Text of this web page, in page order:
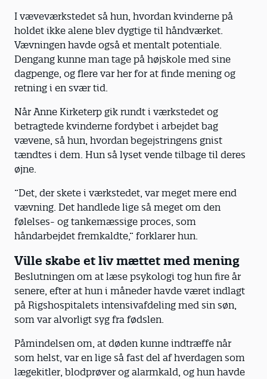
I væveværkstedet så hun, hvordan kvinderne på
holdet ikke alene blev dygtige til håndværket.
Vævningen havde også et mentalt potentiale.
Dengang kunne man tage på højskole med sine
dagpenge, og flere var her for at finde mening og
retning i en svær tid.
Når Anne Kirketerp gik rundt i værkstedet og
betragtede kvinderne fordybet i arbejdet bag
vævene, så hun, hvordan begejstringens gnist
tændtes i dem. Hun så lyset vende tilbage til deres
øjne.
”Det, der skete i værkstedet, var meget mere end
vævning. Det handlede lige så meget om den
følelses- og tankemæssige proces, som
håndarbejdet fremkaldte,” forklarer hun.
Ville skabe et liv mættet med mening
Beslutningen om at læse psykologi tog hun fire år
senere, efter at hun i måneder havde været indlagt
på Rigshospitalets intensivafdeling med sin søn,
som var alvorligt syg fra fødslen.
Påmindelsen om, at døden kunne indtræffe når
som helst, var en lige så fast del af hverdagen som
lægekitler, blodprøver og alarmkald, og hun havde